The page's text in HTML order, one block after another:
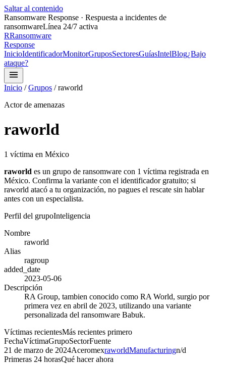
Saltar al contenido
Ransomware Response · Respuesta a incidentes de
ransomwareLínea 24/7 activa
RRansomware
Response
InicioIdentificadorMonitorGruposSectoresGuíasIntelBlog¿Bajo
ataque?
Inicio / Grupos /raworld
Actor de amenazas
raworld
1 víctima en México
raworld es un grupo de ransomware con 1 víctima registrada en
México. Confirma la variante con el identificador gratuito; si
raworld atacó a tu organización, no pagues el rescate sin hablar
antes con un especialista.
Perfil del grupoInteligencia
Nombre
raworld
Alias
ragroup
added_date
2023-05-06
Descripción
RA Group, tambien conocido como RA World, surgio por
primera vez en abril de 2023, utilizando una variante
personalizada del ransomware Babuk.
Víctimas recientesMás recientes primero
FechaVíctimaGrupoSectorFuente
21 de marzo de 2024AceromexraworldManufacturingn/d
Primeras 24 horasQué hacer ahora